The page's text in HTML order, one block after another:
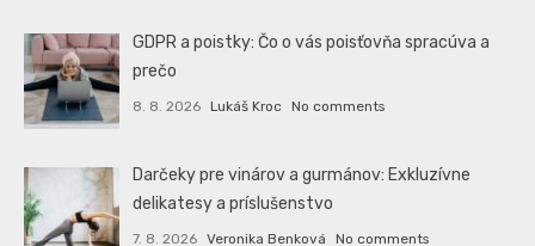
GDPR a poistky: Čo o vás poisťovňa spracúva a
prečo
8. 8. 2026 Lukáš Kroc No comments
Darčeky pre vinárov a gurmánov: Exkluzívne
delikatesy a príslušenstvo
7. 8. 2026 Veronika Benková No comments